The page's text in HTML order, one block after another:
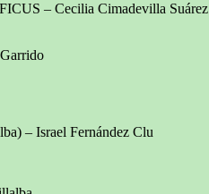
– Cecilia Cimadevilla Suárez
– Israel Fernández Clu